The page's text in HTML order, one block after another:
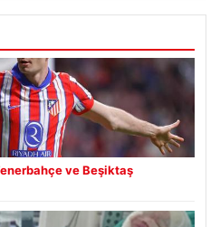
ve Beşiktaş